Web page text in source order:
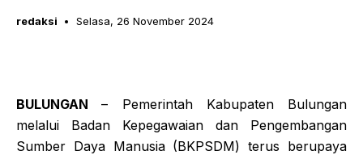
redaksi Selasa, 26 November 2024
BULUNGAN– Pemerintah Kabupaten Bulungan
melalui Badan Kepegawaian dan Pengembangan
Sumber Daya Manusia (BKPSDM) terus berupaya